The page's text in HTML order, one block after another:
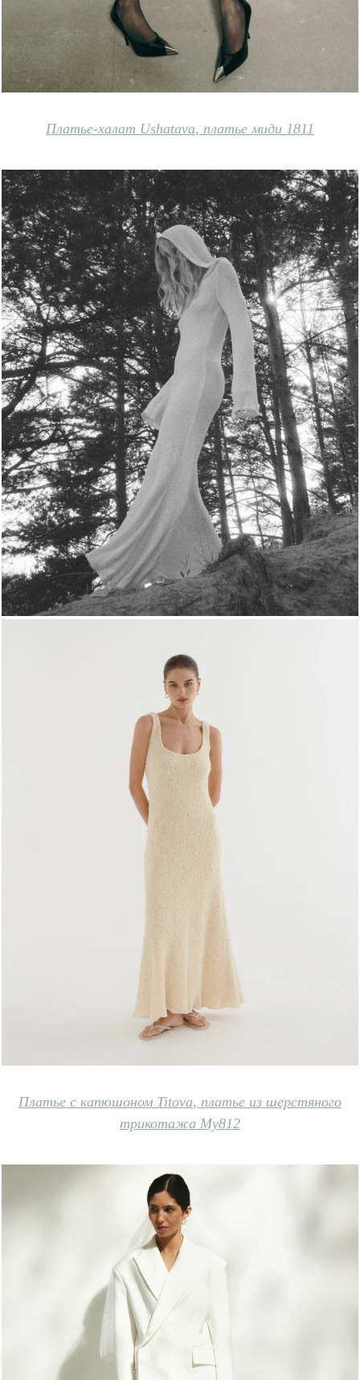
Платье-халат Ushatava, платье миди 1811
Платье с капюшоном Titova, платье из шерстяного
трикотажа My812